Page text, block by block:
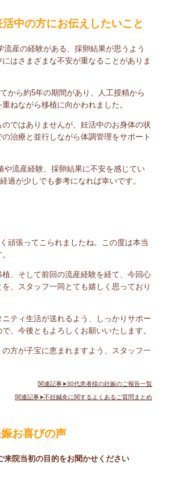
中の方にお伝えしたいこと
流産の経験がある、採卵結果が思うよう
はさまざまな不安が重なることがありま
から約5年の期間があり、人工授精から
ねながら移植に向かわれました。
ではありませんが、妊活中のお身体の状
治療と並行しながら体調管理をサポート
や流産経験、採卵結果に不安を感じてい
過が少しでも参考になれば幸いです。
頑張ってこられましたね。この度は本当
、そして前回の流産経験を経て、今回心
、スタッフ一同とても嬉しく思っており
ティ生活が送れるよう、しっかりサポー
、今後ともよろしくお願いいたします。
方が子宝に恵まれますよう、スタッフ一
関連記事➤30代患者様の妊娠のご報告一覧
関連記事➤不妊鍼灸に関するよくあるご質問まとめ
お喜びの声
院当初の目的をお聞かせください